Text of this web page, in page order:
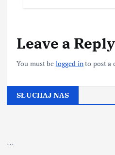
Leave a Reply
You must be logged into post a
SŁUCHAJ NAS
```